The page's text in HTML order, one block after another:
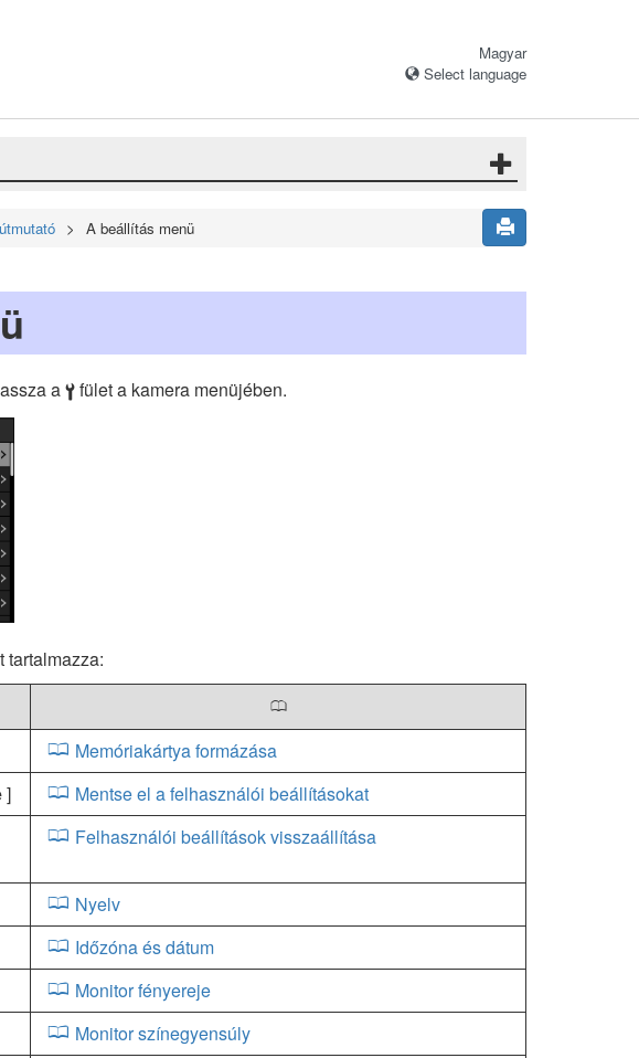
Magyar
Select language
A beállítás menü
a B fület a kamera menüjében.
tartalmazza:
0
Memóriakártya formázása
]
Mentse el a felhasználói beállításokat
Felhasználói beállítások visszaállítása
Nyelv
Időzóna és dátum
Monitor fényereje
Monitor színegyensúly